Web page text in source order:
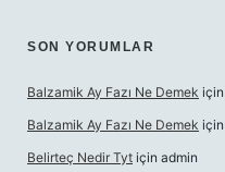
SON YORUMLAR
Balzamik Ay Fazı Ne Demek için
Balzamik Ay Fazı Ne Demek için
Belirteç Nedir Tyt için admin